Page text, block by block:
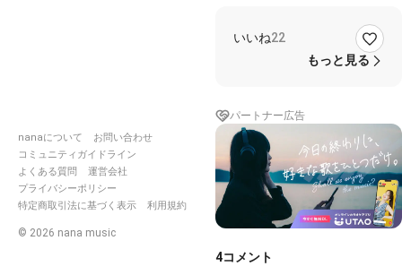
nanaについて
お問い合わせ
コミュニティガイドライン
よくある質問
運営会社
プライバシーポリシー
特定商取引法に基づく表示
利用規約
© 2026 nana music
泣かないで
この街が僕らを孤独にする
Calling Calling Calling
君と夢を見ていたいんだよ
この風に身を委ねて踊れば
憂鬱が空を覆い尽くしたっ
終わりの見えない土砂降り
未来を愛していられる
いいね22
もっと見る
パートナー広告
4コメント